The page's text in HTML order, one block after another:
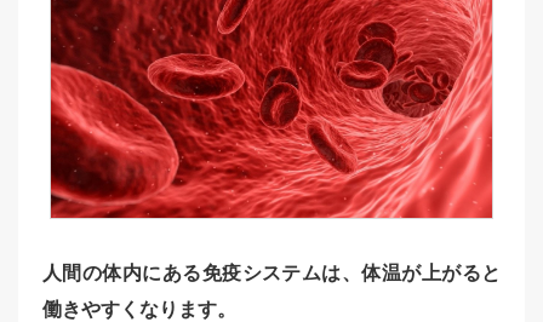
人間の体内にある免疫システムは、体温が上がると
働きやすくなります。